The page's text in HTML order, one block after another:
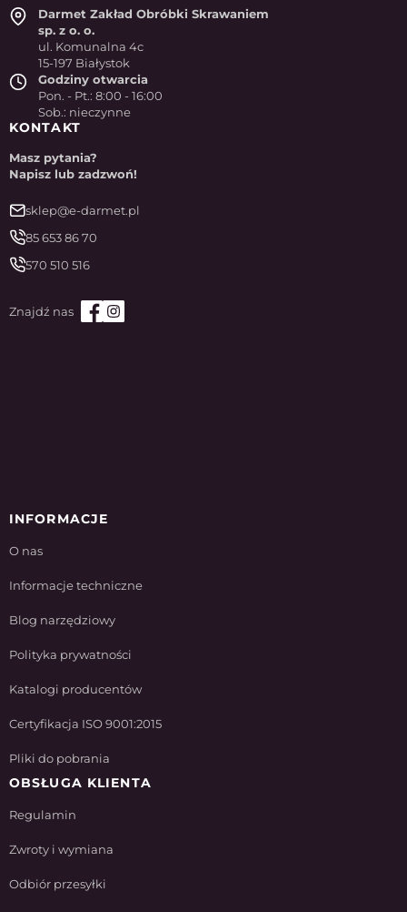
Darmet Zakład Obróbki Skrawaniem
sp. z o. o.
ul. Komunalna 4c
15-197 Białystok
Godziny otwarcia
Pon. - Pt.: 8:00 - 16:00
Sob.: nieczynne
KONTAKT
Masz pytania?
Napisz lub zadzwoń!
sklep@e-darmet.pl
85 653 86 70
570 510 516
INFORMACJE
O nas
Informacje techniczne
Blog narzędziowy
Polityka prywatności
Katalogi producentów
Certyfikacja ISO 9001:2015
Pliki do pobrania
OBSŁUGA KLIENTA
Regulamin
Zwroty i wymiana
Odbiór przesyłki